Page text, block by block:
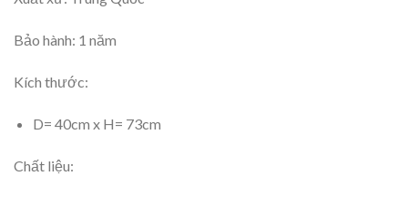
Bảo hành: 1 năm
Kích thước:
D= 40cm x H= 73cm
Chất liệu: